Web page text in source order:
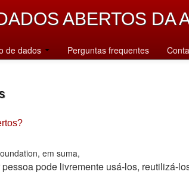
ABERTOS DA
de dados Perguntas frequentes
em suma,
pode livremente usá-los, reutilizá-